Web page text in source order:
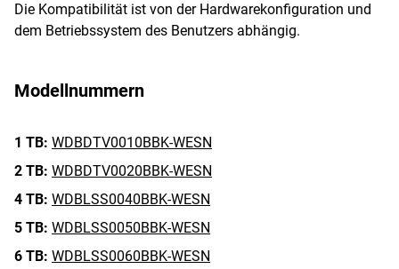
Die Kompatibilität ist von der Hardwarekonfiguration und
dem Betriebssystem des Benutzers abhängig.
Modellnummern
1 TB: WDBDTV0010BBK-WESN
2 TB: WDBDTV0020BBK-WESN
4 TB: WDBLSS0040BBK-WESN
5 TB: WDBLSS0050BBK-WESN
6 TB: WDBLSS0060BBK-WESN